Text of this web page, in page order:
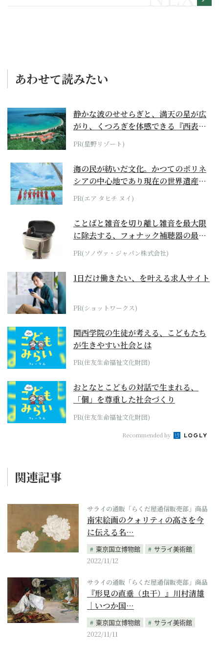
あわせて読みたい
静かな波のせせらぎと、満天の星が広
がり、くつろぎを体感できる『西表島
ホテル by...
PR(星野リゾート)
海の民が紡いだ文化。かつてのポリネ
シアの中心地であり現在の世界遺産か
らみえてくる...
PR(エア タヒチ ヌイ)
ことばと雑音を切り離し雑音を最大限
に除去する、フォナック補聴器の最上
位モデル
PR(ソノヴァ・ジャパン株式会社)
1日だけ働きたい、を叶える求人サイト
PR(ショットワークス)
関西学院の生徒が考える、こどもたち
が生きやすい社会とは
PR(住友生命福祉文化財団)
おとなとこどもの対話で生まれる、
「個」を尊重した社会づくり
PR(住友生命福祉文化財団)
Recommended by
関連記事
サライの通販「らくだ屋通信販売部」商品
南宋絵画のクォリティの高さを今
に伝える名…
東京国立博物館
サライ美術館
2022/11/12
サライの通販「らくだ屋通信販売部」商品
『形見の直垂（虫干）』川村清雄
｜いつか国…
東京国立博物館
サライ美術館
2022/11/11